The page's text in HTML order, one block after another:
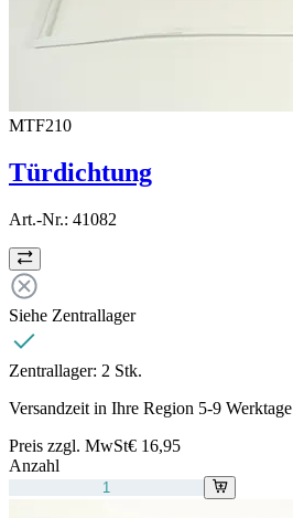
MTF210
Türdichtung
Art.-Nr.: 41082
Siehe Zentrallager
Zentrallager: 2 Stk.
Versandzeit in Ihre Region 5-9 Werktage
Preis zzgl. MwSt€ 16,95
Anzahl